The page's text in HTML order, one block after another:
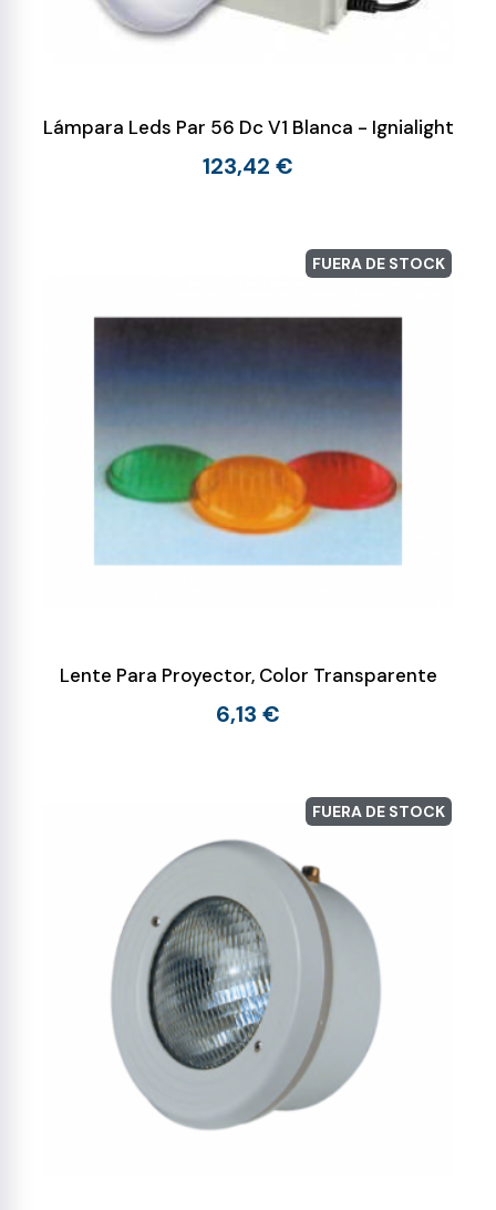
Lámpara Leds Par 56 Dc V1 Blanca - Ignialight
123,42 €
FUERA DE STOCK
Lente Para Proyector, Color Transparente
6,13 €
FUERA DE STOCK